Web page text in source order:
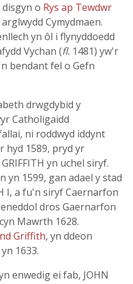
o Rys ap Tewdwr
Cymydmaen.
yn ôl i flynyddoedd
Vychan (fl. 1481) yw'r
bendant fel o Gefn
drwgdybid y
Catholigaidd
ni roddwyd iddynt
hyd 1589, pryd yr
yn uchel siryf.
yn 1599, gan adael y stad
I, a fu'n siryf Caernarfon
dros Gaernarfon
Mawrth 1628.
Griffith, yn ddeon
1633.
enwedig ei fab, JOHN